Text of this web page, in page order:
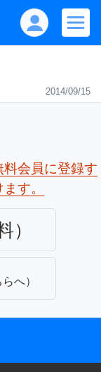
2014/09/15
会員に登録す
す。
）
へ）